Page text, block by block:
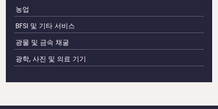
농업
BFSI 및 기타 서비스
광물 및 금속 채굴
광학, 사진 및 의료 기기